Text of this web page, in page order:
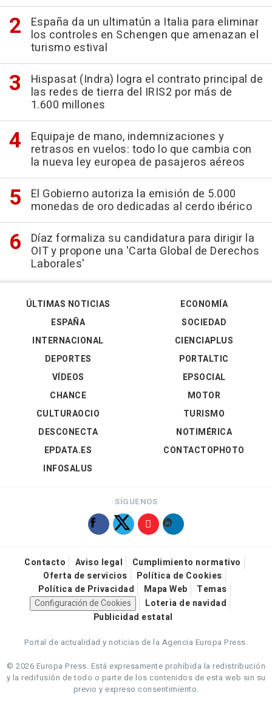
España da un ultimatún a Italia para eliminar
los controles en Schengen que amenazan el
turismo estival
Hispasat (Indra) logra el contrato principal de
las redes de tierra del IRIS2 por más de
1.600 millones
Equipaje de mano, indemnizaciones y
retrasos en vuelos: todo lo que cambia con
la nueva ley europea de pasajeros aéreos
El Gobierno autoriza la emisión de 5.000
monedas de oro dedicadas al cerdo ibérico
Díaz formaliza su candidatura para dirigir la
OIT y propone una 'Carta Global de Derechos
Laborales'
ÚLTIMAS NOTICIAS
ESPAÑA
INTERNACIONAL
DEPORTES
VÍDEOS
ECONOMÍA
SOCIEDAD
CIENCIAPLUS
PORTALTIC
EPSOCIAL
CHANCE
CULTURAOCIO
DESCONECTA
EPDATA.ES
INFOSALUS
MOTOR
TURISMO
NOTIMÉRICA
CONTACTOPHOTO
SÍGUENOS
Contacto Aviso legal
Cumplimiento normativo
Oferta de servicios
Política de Cookies
Política de Privacidad
Mapa Web
Temas
Configuración de Cookies
Loteria de navidad
Publicidad estatal
Portal de actualidad y noticias de la Agencia Europa Press.
© 2026 Europa Press. Está expresamente prohibida la redistribución
y la redifusión de todo o parte de los contenidos de esta web sin su
previo y expreso consentimiento.